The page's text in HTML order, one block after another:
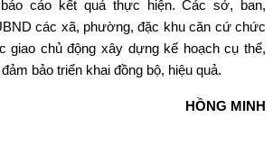
cáo kết quả thực hiện. Các sở, ban,
các xã, phường, đặc khu căn cứ chức
giao chủ động xây dựng kế hoạch cụ thể,
bảo triển khai đồng bộ, hiệu quả.
HỒNG MINH